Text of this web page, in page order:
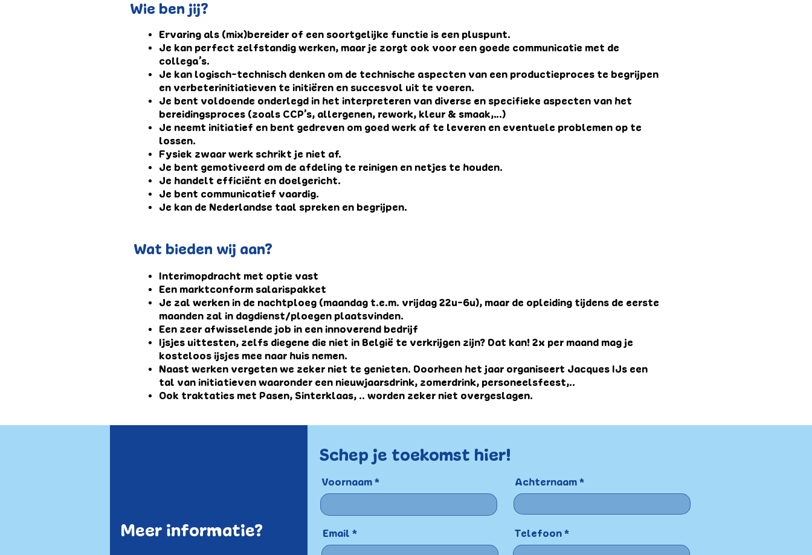
Wie ben jij?
Ervaring als (mix)bereider of een soortgelijke functie is een pluspunt.
Je kan perfect zelfstandig werken, maar je zorgt ook voor een goede communicatie met de
collega’s.
Je kan logisch-technisch denken om de technische aspecten van een productieproces te begrijpen
en verbeterinitiatieven te initiëren en succesvol uit te voeren.
Je bent voldoende onderlegd in het interpreteren van diverse en specifieke aspecten van het
bereidingsproces (zoals CCP’s, allergenen, rework, kleur & smaak,…)
Je neemt initiatief en bent gedreven om goed werk af te leveren en eventuele problemen op te
lossen.
Fysiek zwaar werk schrikt je niet af.
Je bent gemotiveerd om de afdeling te reinigen en netjes te houden.
Je handelt efficiënt en doelgericht.
Je bent communicatief vaardig.
Je kan de Nederlandse taal spreken en begrijpen.
Wat bieden wij aan?
Interimopdracht met optie vast
Een marktconform salarispakket
Je zal werken in de nachtploeg (maandag t.e.m. vrijdag 22u-6u), maar de opleiding tijdens de eerste
maanden zal in dagdienst/ploegen plaatsvinden.
Een zeer afwisselende job in een innoverend bedrijf
Ijsjes uittesten, zelfs diegene die niet in België te verkrijgen zijn? Dat kan! 2x per maand mag je
kosteloos ijsjes mee naar huis nemen.
Naast werken vergeten we zeker niet te genieten. Doorheen het jaar organiseert Jacques IJs een
tal van initiatieven waaronder een nieuwjaarsdrink, zomerdrink, personeelsfeest,..
Ook traktaties met Pasen, Sinterklaas, .. worden zeker niet overgeslagen.
Meer informatie?
Schep je toekomst hier!
Voornaam Achternaam
Email Telefoon